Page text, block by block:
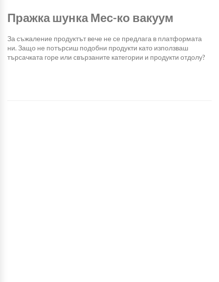
Пражка шунка Мес-ко вакуум
За съжаление продуктът вече не се предлага в платформата
ни. Защо не потърсиш подобни продукти като използваш
търсачката горе или свързаните категории и продукти отдолу?